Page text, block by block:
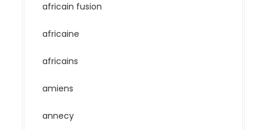
africain fusion
africaine
africains
amiens
annecy